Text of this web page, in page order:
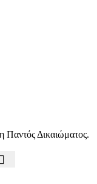
Δικαιώματος.